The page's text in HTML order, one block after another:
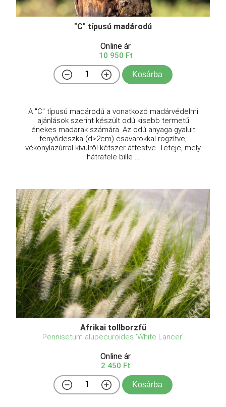
"C" típusú madárodú
Online ár
10 950 Ft
Kosárba
A "C" típusú madárodú a vonatkozó madárvédelmi
ajánlások szerint készült odú kisebb termetű
énekes madarak számára. Az odú anyaga gyalult
fenyődeszka (d>2cm) csavarokkal rögzítve,
vékonylazúrral kívülről kétszer átfestve. Teteje, mely
hátrafele bille ...
Afrikai tollborzfű
Pennisetum alupecuroides 'White Lancer'
Online ár
2 450 Ft
Kosárba